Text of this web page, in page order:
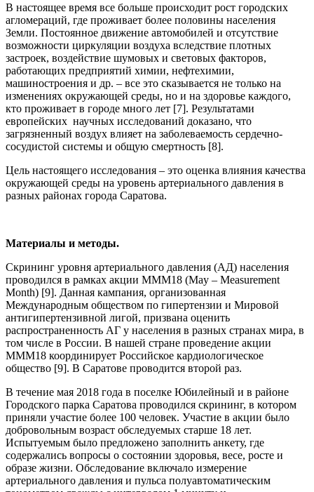
В настоящее время все больше происходит рост городских
агломераций, где проживает более половины населения
Земли. Постоянное движение автомобилей и отсутствие
возможности циркуляции воздуха вследствие плотных
застроек, воздействие шумовых и световых факторов,
работающих предприятий химии, нефтехимии,
машиностроения и др. – все это сказывается не только на
изменениях окружающей среды, но и на здоровье каждого,
кто проживает в городе много лет [7]. Результатами
европейских научных исследований доказано, что
загрязненный воздух влияет на заболеваемость сердечно-
сосудистой системы и общую смертность [8].
Цель настоящего исследования – это оценка влияния качества
окружающей среды на уровень артериального давления в
разных районах города Саратова.
Материалы и методы.
Скрининг уровня артериального давления (АД) населения
проводился в рамках акции МММ18 (May – Measurement
Month) [9]. Данная кампания, организованная
Международным обществом по гипертензии и Мировой
антигипертензивной лигой, призвана оценить
распространенность АГ у населения в разных странах мира, в
том числе в России. В нашей стране проведение акции
МММ18 координирует Российское кардиологическое
общество [9]. В Саратове проводится второй раз.
В течение мая 2018 года в поселке Юбилейный и в районе
Городского парка Саратова проводился скрининг, в котором
приняли участие более 100 человек. Участие в акции было
добровольным возраст обследуемых старше 18 лет.
Испытуемым было предложено заполнить анкету, где
содержались вопросы о состоянии здоровья, весе, росте и
образе жизни. Обследование включало измерение
артериального давления и пульса полуавтоматическим